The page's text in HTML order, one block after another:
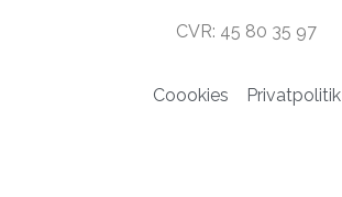
CVR: 45 80 35 97
Coookies Privatpolitik